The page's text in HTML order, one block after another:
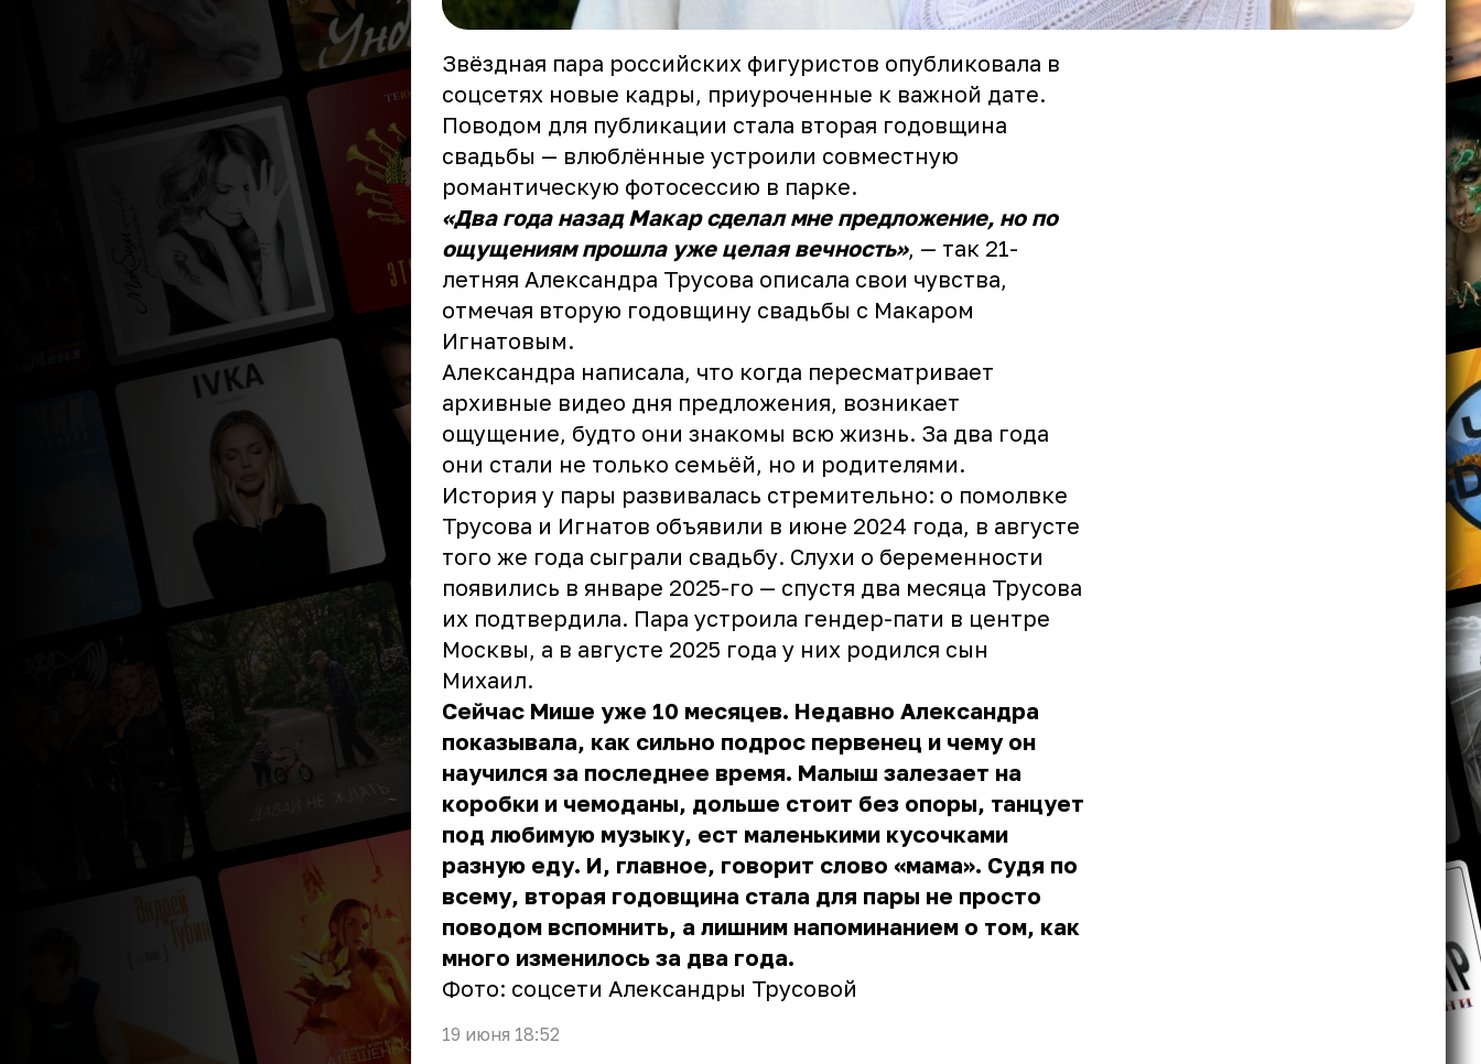
Звёздная пара российских фигуристов опубликовала в
соцсетях новые кадры, приуроченные к важной дате.
Поводом для публикации стала вторая годовщина
свадьбы — влюблённые устроили совместную
романтическую фотосессию в парке.
«Два года назад Макар сделал мне предложение, но по
ощущениям прошла уже целая вечность», — так 21-
летняя Александра Трусова описала свои чувства,
отмечая вторую годовщину свадьбы с Макаром
Игнатовым.
Александра написала, что когда пересматривает
архивные видео дня предложения, возникает
ощущение, будто они знакомы всю жизнь. За два года
они стали не только семьёй, но и родителями.
История у пары развивалась стремительно: о помолвке
Трусова и Игнатов объявили в июне 2024 года, в августе
того же года сыграли свадьбу. Слухи о беременности
появились в январе 2025-го — спустя два месяца Трусова
их подтвердила. Пара устроила гендер-пати в центре
Москвы, а в августе 2025 года у них родился сын
Михаил.
Сейчас Мише уже 10 месяцев. Недавно Александра
показывала, как сильно подрос первенец и чему он
научился за последнее время. Малыш залезает на
коробки и чемоданы, дольше стоит без опоры, танцует
под любимую музыку, ест маленькими кусочками
разную еду. И, главное, говорит слово «мама». Судя по
всему, вторая годовщина стала для пары не просто
поводом вспомнить, а лишним напоминанием о том, как
много изменилось за два года.
Фото: соцсети Александры Трусовой
19 июня 18:52